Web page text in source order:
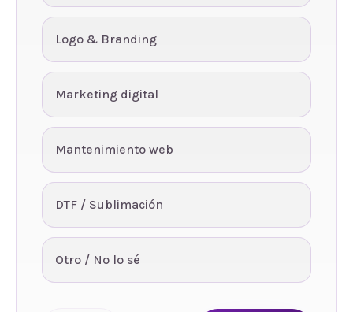
Logo & Branding
Marketing digital
Mantenimiento web
DTF / Sublimación
Otro / No lo sé